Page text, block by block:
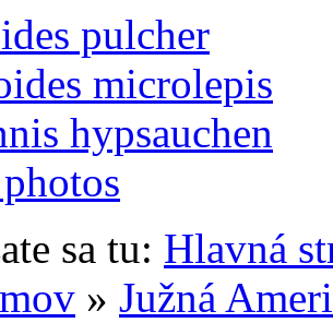
pulcher
microlepis
hypsauchen
sa tu: Hlavná
» Južná